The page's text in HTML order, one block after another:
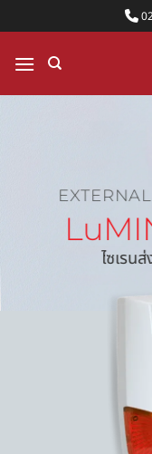
ไป
ยัง
เนื้อหา
ไซเรน